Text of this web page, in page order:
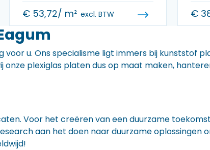
€53,72/ m² excl. BTW €
u. Ons specialisme ligt immers bij kunststof
plexiglas platen dus op maat maken,
Voor het creëren van een duurzame
aan het doen naar duurzame